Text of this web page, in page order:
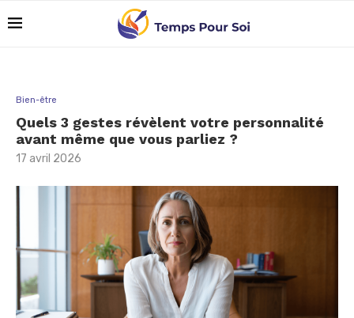
Bien-être
Quels 3 gestes révèlent votre personnalité
avant même que vous parliez ?
17 avril 2026